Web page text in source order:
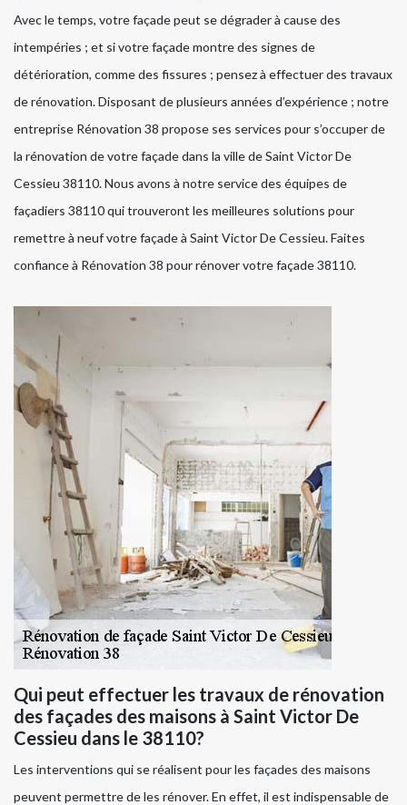
Avec le temps, votre façade peut se dégrader à cause des
intempéries ; et si votre façade montre des signes de
détérioration, comme des fissures ; pensez à effectuer des travaux
de rénovation. Disposant de plusieurs années d’expérience ; notre
entreprise Rénovation 38 propose ses services pour s’occuper de
la rénovation de votre façade dans la ville de Saint Victor De
Cessieu 38110. Nous avons à notre service des équipes de
façadiers 38110 qui trouveront les meilleures solutions pour
remettre à neuf votre façade à Saint Victor De Cessieu. Faites
confiance à Rénovation 38 pour rénover votre façade 38110.
Qui peut effectuer les travaux de rénovation
des façades des maisons à Saint Victor De
Cessieu dans le 38110?
Les interventions qui se réalisent pour les façades des maisons
peuvent permettre de les rénover. En effet, il est indispensable de